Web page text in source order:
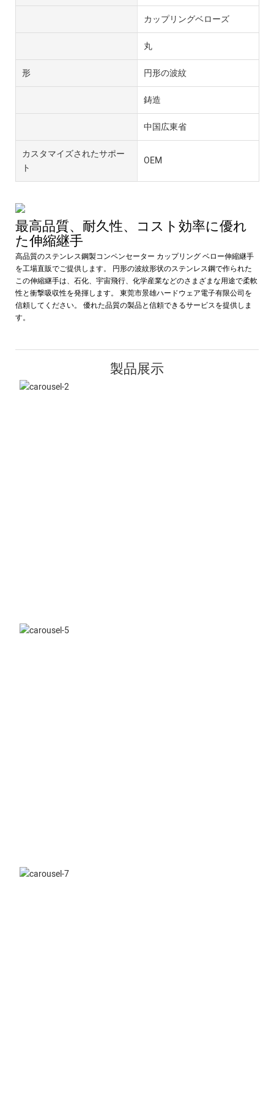
カップリングベローズ
丸
形 円形の波紋
鋳造
中国広東省
カスタマイズされたサポー
ト
OEM
最高品質、耐久性、コスト効率に優れ
た伸縮継手
高品質のステンレス鋼製コンペンセーター カップリング ベロー伸縮継手
を工場直販でご提供します。 円形の波紋形状のステンレス鋼で作られた
この伸縮継手は、石化、宇宙飛行、化学産業などのさまざまな用途で柔軟
性と衝撃吸収性を発揮します。 東莞市景雄ハードウェア電子有限公司を
信頼してください。 優れた品質の製品と信頼できるサービスを提供しま
す。
製品展示